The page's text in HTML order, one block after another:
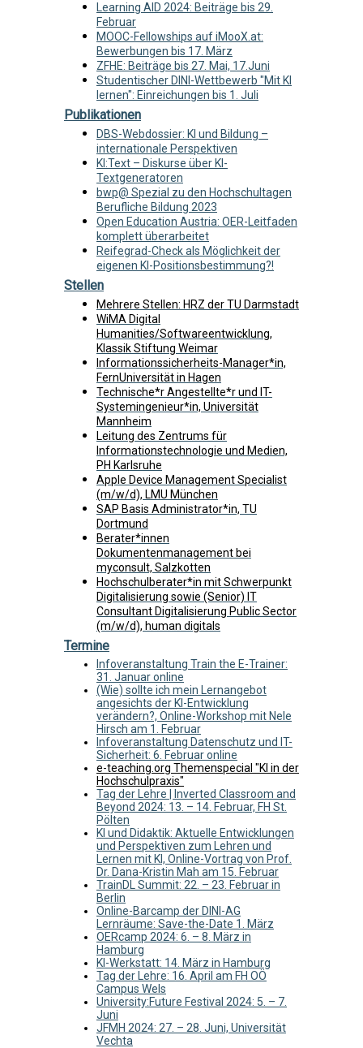
Learning AID 2024: Beiträge bis 29.
Februar
MOOC-Fellowships auf iMooX.at:
Bewerbungen bis 17. März
ZFHE: Beiträge bis 27. Mai, 17.Juni
Studentischer DINI-Wettbewerb "Mit KI
lernen": Einreichungen bis 1. Juli
Publikationen
DBS-Webdossier: KI und Bildung –
internationale Perspektiven
KI:Text – Diskurse über KI-
Textgeneratoren
bwp@ Spezial zu den Hochschultagen
Berufliche Bildung 2023
Open Education Austria: OER-Leitfaden
komplett überarbeitet
Reifegrad-Check als Möglichkeit der
eigenen KI-Positionsbestimmung?!
Stellen
Mehrere Stellen: HRZ der TU Darmstadt
WiMA Digital
Humanities/Softwareentwicklung,
Klassik Stiftung Weimar
Informationssicherheits-Manager*in,
FernUniversität in Hagen
Technische*r Angestellte*r und IT-
Systemingenieur*in, Universität
Mannheim
Leitung des Zentrums für
Informationstechnologie und Medien,
PH Karlsruhe
Apple Device Management Specialist
(m/w/d), LMU München
SAP Basis Administrator*in, TU
Dortmund
Berater*innen
Dokumentenmanagement bei
myconsult, Salzkotten
Hochschulberater*in mit Schwerpunkt
Digitalisierung sowie (Senior) IT
Consultant Digitalisierung Public Sector
(m/w/d), human digitals
Termine
Infoveranstaltung Train the E-Trainer:
31. Januar online
(Wie) sollte ich mein Lernangebot
angesichts der KI-Entwicklung
verändern?, Online-Workshop mit Nele
Hirsch am 1. Februar
Infoveranstaltung Datenschutz und IT-
Sicherheit: 6. Februar online
e-teaching.org Themenspecial "KI in der
Hochschulpraxis"
Tag der Lehre | Inverted Classroom and
Beyond 2024: 13. – 14. Februar, FH St.
Pölten
KI und Didaktik: Aktuelle Entwicklungen
und Perspektiven zum Lehren und
Lernen mit KI, Online-Vortrag von Prof.
Dr. Dana-Kristin Mah am 15. Februar
TrainDL Summit: 22. – 23. Februar in
Berlin
Online-Barcamp der DINI-AG
Lernräume: Save-the-Date 1. März
OERcamp 2024: 6. – 8. März in
Hamburg
KI-Werkstatt: 14. März in Hamburg
Tag der Lehre: 16. April am FH OÖ
Campus Wels
University:Future Festival 2024: 5. – 7.
Juni
JFMH 2024: 27. – 28. Juni, Universität
Vechta